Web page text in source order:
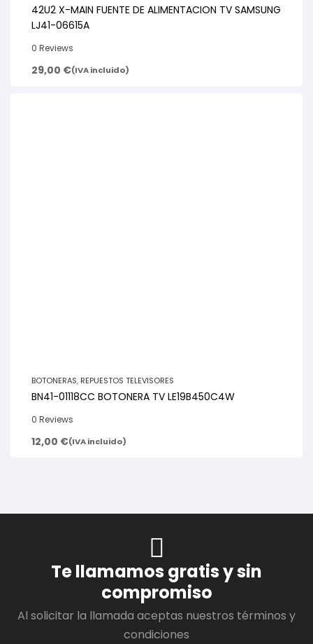
42U2 X-MAIN FUENTE DE ALIMENTACION TV SAMSUNG
LJ41-06615A
0 Reviews
29,00 €(IVA incluido)
BOTONERAS, REPUESTOS TELEVISORES
BN41-01118CC BOTONERA TV LE19B450C4W
0 Reviews
12,00 €(IVA incluido)
Te llamamos gratis y sin
compromiso
Al solicitar la llamada aceptas nuestros términos y
condiciones